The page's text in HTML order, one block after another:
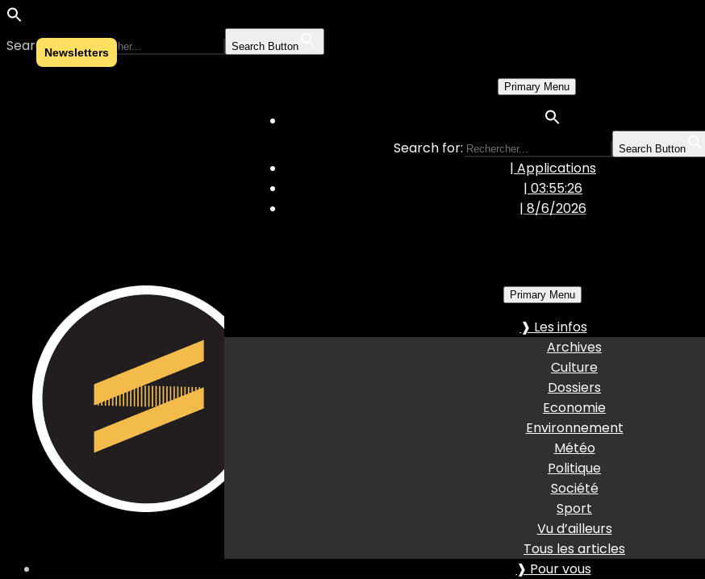
Search for: Search Button
Skip to content
Primary Menu
Search for: Search Button
| Applications
| 03:55:27
| 8/6/2026
Primary Menu
❱ Les infos
Archives
Culture
Dossiers
Economie
Environnement
Météo
Politique
Société
Sport
Vu d’ailleurs
Tous les articles
❱ Pour vous
Newsletters